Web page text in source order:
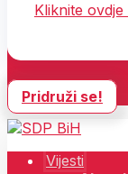
Kliknite
Pridruži se!
Vijesti